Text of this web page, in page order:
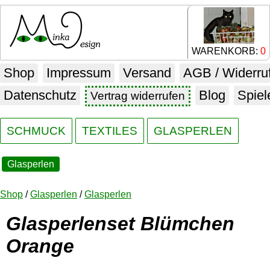
WARENKORB: 0
Shop Impressum Versand
AGB /
Datenschutz
Vertrag widerrufen Blog
SCHMUCK TEXTILES GLASPERLEN
Glasperlen
Shop /Glasperlen /Glasperlen
Glasperlenset Blümchen
Orange